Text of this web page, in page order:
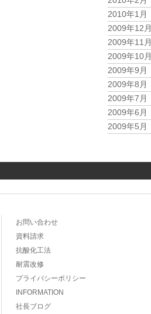
2010年1月
2009年12月
2009年11月
2009年10月
2009年9月
2009年8月
2009年7月
2009年6月
2009年5月
お問い合わせ
資料請求
抗酸化工法
耐震改修
プライバシーポリシー
INFORMATION
社長ブログ